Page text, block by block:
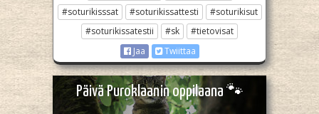
#soturikisssat
#soturikissattesti
#soturikisut
#soturikissatestii
#sk
#tietovisat
Jaa
Twiittaa
Päivä Puroklaanin oppilaana 🐾